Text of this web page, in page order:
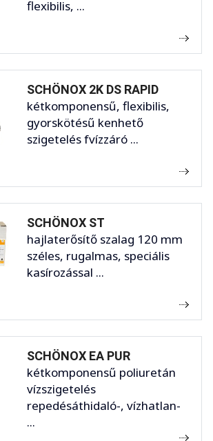
flexibilis, ...
SCHÖNOX 2K DS RAPID
kétkomponensű, flexibilis,
gyorskötésű kenhető
szigetelés fvízzáró ...
SCHÖNOX ST
hajlaterősítő szalag 120 mm
széles, rugalmas, speciális
kasírozással ...
SCHÖNOX EA PUR
kétkomponensű poliuretán
vízszigetelés
repedésáthidaló-, vízhatlan-
...